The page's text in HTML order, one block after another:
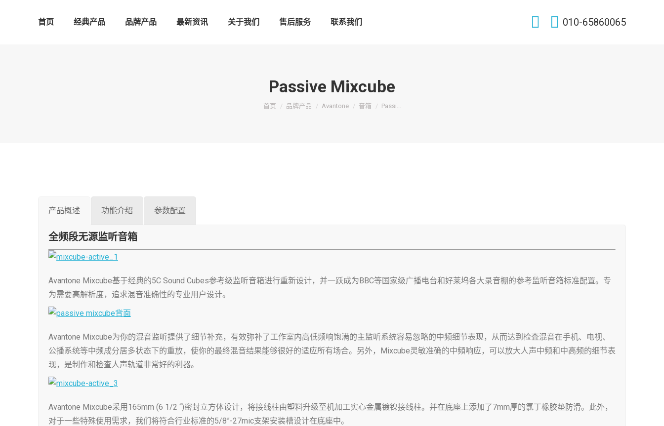
首页 经典产品 品牌产品 最新资讯 关于我们 售后服务 联系我们 010-65860065
Passive Mixcube
您在这里：
首页 品牌产品 Avantone 音箱 Passi…
产品概述 功能介绍 参数配置
全频段无源监听音箱
Avantone Mixcube基于经典的5C Sound Cubes参考级监听音箱进行重新设计，并一跃成为BBC等国家级广播电台和好莱坞各大录音棚的参考监听音箱标准配置。专
为需要高解析度，追求混音准确性的专业用户设计。
Avantone Mixcube为你的混音监听提供了细节补充，有效弥补了工作室内高低频响饱满的主监听系统容易忽略的中频细节表现，从而达到检査混音在手机、电视、
公播系统等中频成分居多状态下的重放，使你的最终混音结果能够很好的适应所有场合。另外，Mixcube灵敏准确的中頻响应，可以放大人声中频和中高频的细节表
现，是制作和检査人声轨道非常好的利器。
Avantone Mixcube采用165mm (6 1/2 “)密封立方体设计，将接线柱由塑料升级至机加工实心金属镀镍接线柱。并在底座上添加了7mm厚的氯丁橡胶垫防滑。此外，
对于一些特殊使用需求，我们将符合行业标准的5/8”-27mic支架安装槽设计在底座中。